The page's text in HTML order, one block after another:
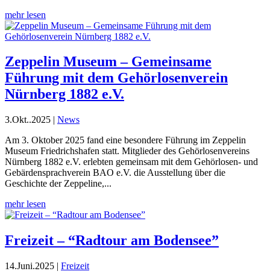
mehr lesen
Zeppelin Museum – Gemeinsame
Führung mit dem Gehörlosenverein
Nürnberg 1882 e.V.
3.Okt..2025 | News
Am 3. Oktober 2025 fand eine besondere Führung im Zeppelin
Museum Friedrichshafen statt. Mitglieder des Gehörlosenvereins
Nürnberg 1882 e.V. erlebten gemeinsam mit dem Gehörlosen- und
Gebärdensprachverein BAO e.V. die Ausstellung über die
Geschichte der Zeppeline,...
mehr lesen
Freizeit – “Radtour am Bodensee”
14.Juni.2025 | Freizeit